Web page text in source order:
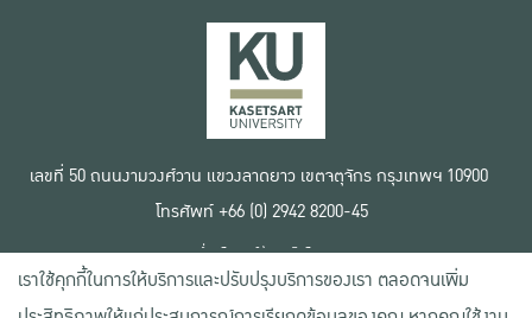
เลขที่ 50 ถนนงามวงศ์วาน แขวงลาดยาว เขตจตุจักร กรุงเทพฯ 10900
โทรศัพท์ +66 (0) 2942 8200-45
เงื่อนไขการใช้งานเว็บไซต์
ข้อตกลงด้านสิทธิ์ใช้งาน
นโยบายความเป็นส่วนตัว
เราใช้คุกกี้ในการให้บริการและปรับปรุงบริการของเรา ตลอดจนเพิ่ม